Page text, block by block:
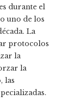
durante el
uno de los
La
protocolos
la
la
las